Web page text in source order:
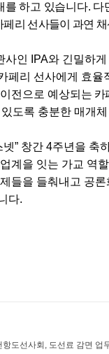
를 하고 있습니다. 다
리 선사들이 과연
사인 IPA와 긴밀하
페리 선사에게 효
전으로 예상되는 카
도록 충분한 매개
넷” 창간 4주년을 축
계을 잇는 가교 역
들을 들춰내고 공
다.
항도선사회, 도선료 감면 업